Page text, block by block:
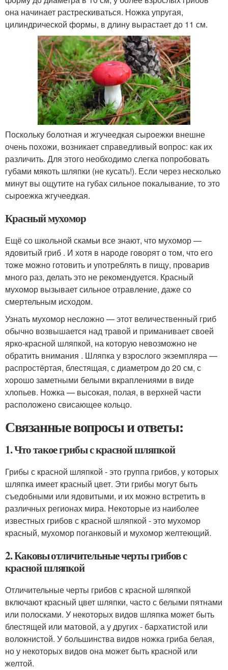
она начинает растрескиваться. Ножка упругая,
цилиндрической формы, в длину вырастает до 11 см.
Поскольку болотная и жгучеедкая сыроежки внешне
очень похожи, возникает справедливый вопрос: как их
различить. Для этого необходимо слегка попробовать
губами мякоть шляпки (не кусать!). Если через несколько
минут вы ощутите на губах сильное покалывание, то это
сыроежка жгучеедкая.
Красный мухомор
Ещё со школьной скамьи все знают, что мухомор —
ядовитый гриб . И хотя в народе говорят о том, что его
тоже можно готовить и употреблять в пищу, проварив
много раз, делать это не рекомендуется. Красный
мухомор вызывает сильное отравление, даже со
смертельным исходом.
Узнать мухомор несложно — этот величественный гриб
обычно возвышается над травой и приманивает своей
ярко-красной шляпкой, на которую невозможно не
обратить внимания . Шляпка у взрослого экземпляра —
распростёртая, блестящая, с диаметром до 20 см, с
хорошо заметными белыми вкраплениями в виде
хлопьев. Ножка — высокая, полая, в верхней части
расположено свисающее кольцо.
Связанные вопросы и ответы:
1. Что такое грибы с красной шляпкой
Грибы с красной шляпкой - это группа грибов, у которых
шляпка имеет красный цвет. Эти грибы могут быть
съедобными или ядовитыми, и их можно встретить в
различных регионах мира. Некоторые из наиболее
известных грибов с красной шляпкой - это мухомор
красный, мухомор поганковый и мухомор желтеющий.
2. Каковы отличительные черты грибов с
красной шляпкой
Отличительные черты грибов с красной шляпкой
включают красный цвет шляпки, часто с белыми пятнами
или полосками. У некоторых видов шляпка может быть
блестящей или матовой, а у других - бархатистой или
волокнистой. У большинства видов ножка гриба белая,
но у некоторых видов она может быть красной или
желтой.